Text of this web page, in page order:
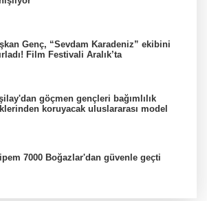
Genç, “Sevdam Karadeniz” ekibini
Film Festivali Aralık’ta
göçmen gençleri bağımlılık
koruyacak uluslararası model
7000 Boğazlar'dan güvenle geçti